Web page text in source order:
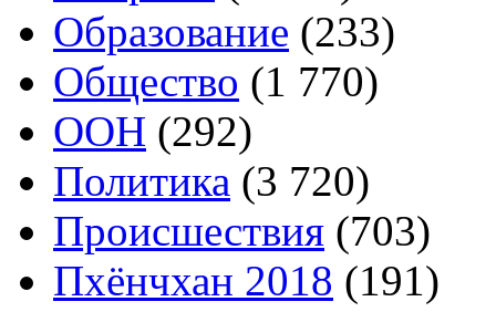
Образование (233)
Общество (1 770)
ООН (292)
Политика (3 720)
Происшествия (703)
Пхёнчхан 2018 (191)